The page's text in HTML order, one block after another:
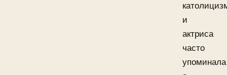
и
актриса
часто
упоминала